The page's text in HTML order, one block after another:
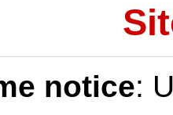
notice: